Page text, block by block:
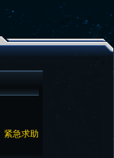
紧急求助